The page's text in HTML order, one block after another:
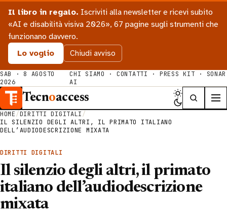
Il libro in regalo. Iscriviti alla newsletter e ricevi subito
«AI e disabilità visiva 2026», 67 pagine sugli strumenti che
funzionano davvero.
Lo voglio
Chiudi avviso
SAB · 8 AGOSTO
2026
CHI SIAMO · CONTATTI · PRESS KIT · SONAR
AI
Tecnoaccess
HOME/DIRITTI DIGITALI/
IL SILENZIO DEGLI ALTRI, IL PRIMATO ITALIANO
DELL’AUDIODESCRIZIONE MIXATA
DIRITTI DIGITALI
Il silenzio degli altri, il primato
italiano dell’audiodescrizione
mixata